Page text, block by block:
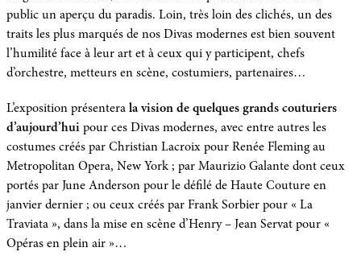
public un aperçu du paradis. Loin, très loin des clichés, un des
traits les plus marqués de nos Divas modernes est bien souvent
l’humilité face à leur art et à ceux qui y participent, chefs
d’orchestre, metteurs en scène, costumiers, partenaires…
L’exposition présentera la vision de quelques grands couturiers
d’aujourd’hui pour ces Divas modernes, avec entre autres les
costumes créés par Christian Lacroix pour Renée Fleming au
Metropolitan Opera, New York ; par Maurizio Galante dont ceux
portés par June Anderson pour le défilé de Haute Couture en
janvier dernier ; ou ceux créés par Frank Sorbier pour « La
Traviata », dans la mise en scène d’Henry – Jean Servat pour «
Opéras en plein air »…